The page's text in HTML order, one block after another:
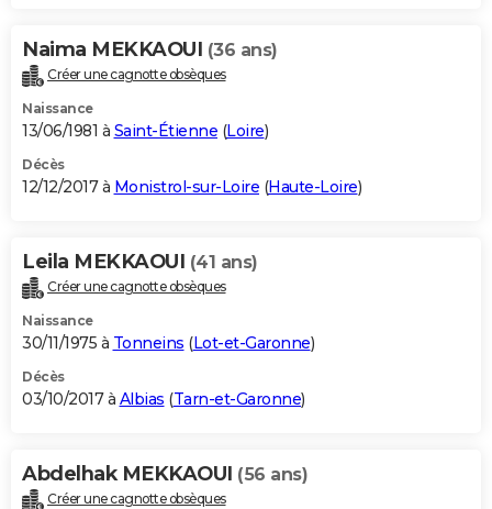
Naima MEKKAOUI (36 ans)
Créer une cagnotte obsèques
Naissance
13/06/1981 à Saint-Étienne (Loire)
Décès
12/12/2017 à Monistrol-sur-Loire (Haute-Loire)
Leila MEKKAOUI (41 ans)
Créer une cagnotte obsèques
Naissance
30/11/1975 à Tonneins (Lot-et-Garonne)
Décès
03/10/2017 à Albias (Tarn-et-Garonne)
Abdelhak MEKKAOUI (56 ans)
Créer une cagnotte obsèques